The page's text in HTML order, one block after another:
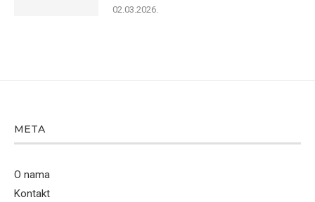
02.03.2026.
META
O nama
Kontakt